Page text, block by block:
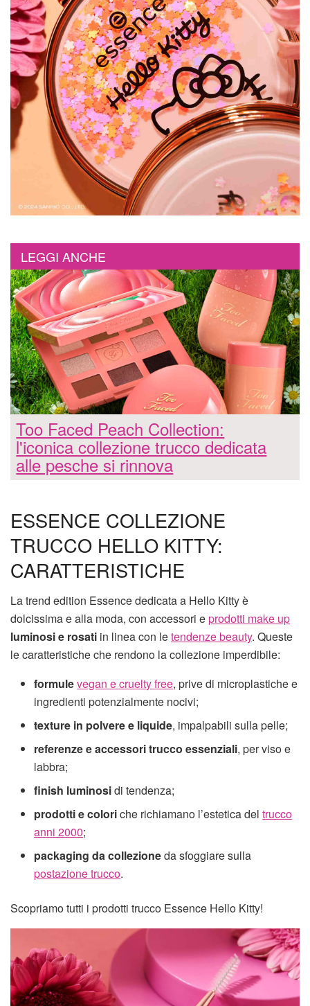
LEGGI ANCHE
Too Faced Peach Collection:
l'iconica collezione trucco dedicata
alle pesche si rinnova
ESSENCE COLLEZIONE
TRUCCO HELLO KITTY:
CARATTERISTICHE
La trend edition Essence dedicata a Hello Kitty è
dolcissima e alla moda, con accessori eprodotti make up
luminosi e rosati in linea con letendenze beauty. Queste
le caratteristiche che rendono la collezione imperdibile:
formulevegan e cruelty free, prive di microplastiche e
ingredienti potenzialmente nocivi;
texture in polvere e liquide, impalpabili sulla pelle;
referenze e accessori trucco essenziali, per viso e
labbra;
finish luminosidi tendenza;
prodotti e coloriche richiamano l’estetica deltrucco
anni 2000;
packaging da collezioneda sfoggiare sulla
postazione trucco.
Scopriamo tutti i prodotti trucco Essence Hello Kitty!